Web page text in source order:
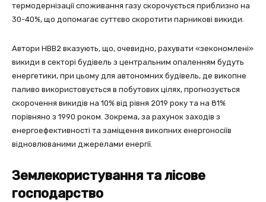
термодернізації споживання газу скорочується приблизно на
30-40%, що допомагає суттєво скоротити парникові викиди.
Автори НВВ2 вказують, що, очевидно, рахувати «зекономлені»
викиди в секторі будівель з центральним опаленням будуть
енергетики, при цьому для автономних будівель, де викопне
паливо використовується в побутових цілях, прогнозується
скорочення викидів на 10% від рівня 2019 року та на 81%
порівняно з 1990 роком. Зокрема, за рахунок заходів з
енергоефективності та заміщення викопних енергоносіїв
відновлюваними джерелами енергії.
Землекористування та лісове
господарство